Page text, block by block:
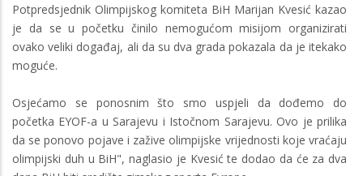
Potpredsjednik Olimpijskog komiteta BiH Marijan Kvesić kazao
je da se u početku činilo nemogućom misijom organizirati
ovako veliki događaj, ali da su dva grada pokazala da je itekako
moguće.
Osjećamo se ponosnim što smo uspjeli da dođemo do
početka EYOF-a u Sarajevu i Istočnom Sarajevu. Ovo je prilika
da se ponovo pojave i zažive olimpijske vrijednosti koje vraćaju
olimpijski duh u BiH", naglasio je Kvesić te dodao da će za dva